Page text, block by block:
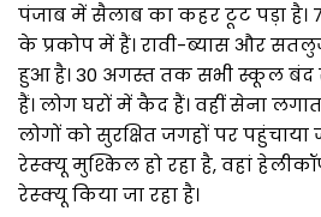
पंजाब में सैलाब का कहर टूट पड़ा है।
के प्रकोप में हैं। रावी-ब्यास और
हुआ है। 30 अगस्त तक सभी स्कूल
हैं। लोग घरों में कैद हैं। वहीं सेना
लोगों को सुरक्षित जगहों पर पहुंचाया
रेस्क्यू मुश्किल हो रहा है, वहां
रेस्क्यू किया जा रहा है।